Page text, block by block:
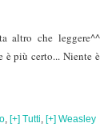
altro che leggere^^
è più certo... Niente è
, [+] Tutti, [+] Weasley